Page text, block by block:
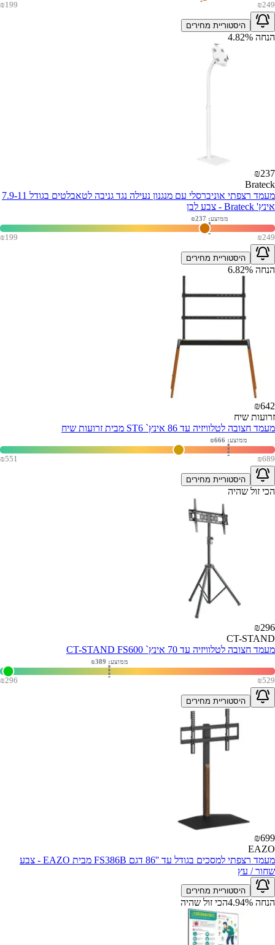
₪199 ₪249
היסטוריית מחירים
הנחה 4.82%
₪237
Brateck
מעמד רצפתי אוניברסלי עם מנגנון נעילה נגד גניבה לטאבלטים בגודל 7.9-11
אינץ' Brateck - צבע לבן
₪199 ₪249
ממוצע: ₪237
היסטוריית מחירים
הנחה 6.82%
₪642
זרועות שיח
מעמד חצובה לטלוויזיה עד 86 אינץ` ST6 מבית זרועות שיח
₪551 ₪689
ממוצע: ₪ 666
היסטוריית מחירים
הכי זול שהיה
₪296
CT-STAND
מעמד חצובה לטלוויזיה עד 70 אינץ` CT-STAND FS600
₪296 ₪529
ממוצע: ₪ 389
היסטוריית מחירים
₪699
EAZO
מעמד רצפתי למסכים בגודל עד ''86 דגם FS386B מבית EAZO - צבע
שחור / עץ
היסטוריית מחירים
הנחה 4.94% הכי זול שהיה